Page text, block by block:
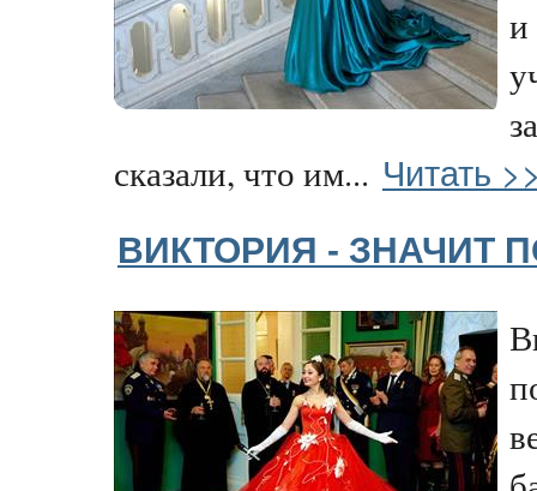
и
сказали, что им... Читать
ВИКТОРИЯ - ЗНАЧИТ